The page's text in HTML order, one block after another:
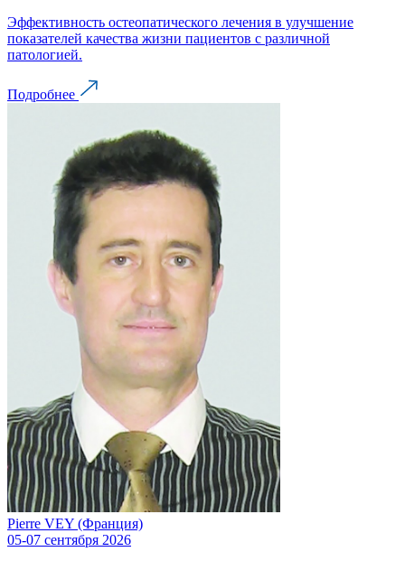
Эффективность остеопатического лечения в улучшение
показателей качества жизни пациентов с различной
патологией.
Подробнее
Pierre VEY (Франция)
05-07 сентября 2026